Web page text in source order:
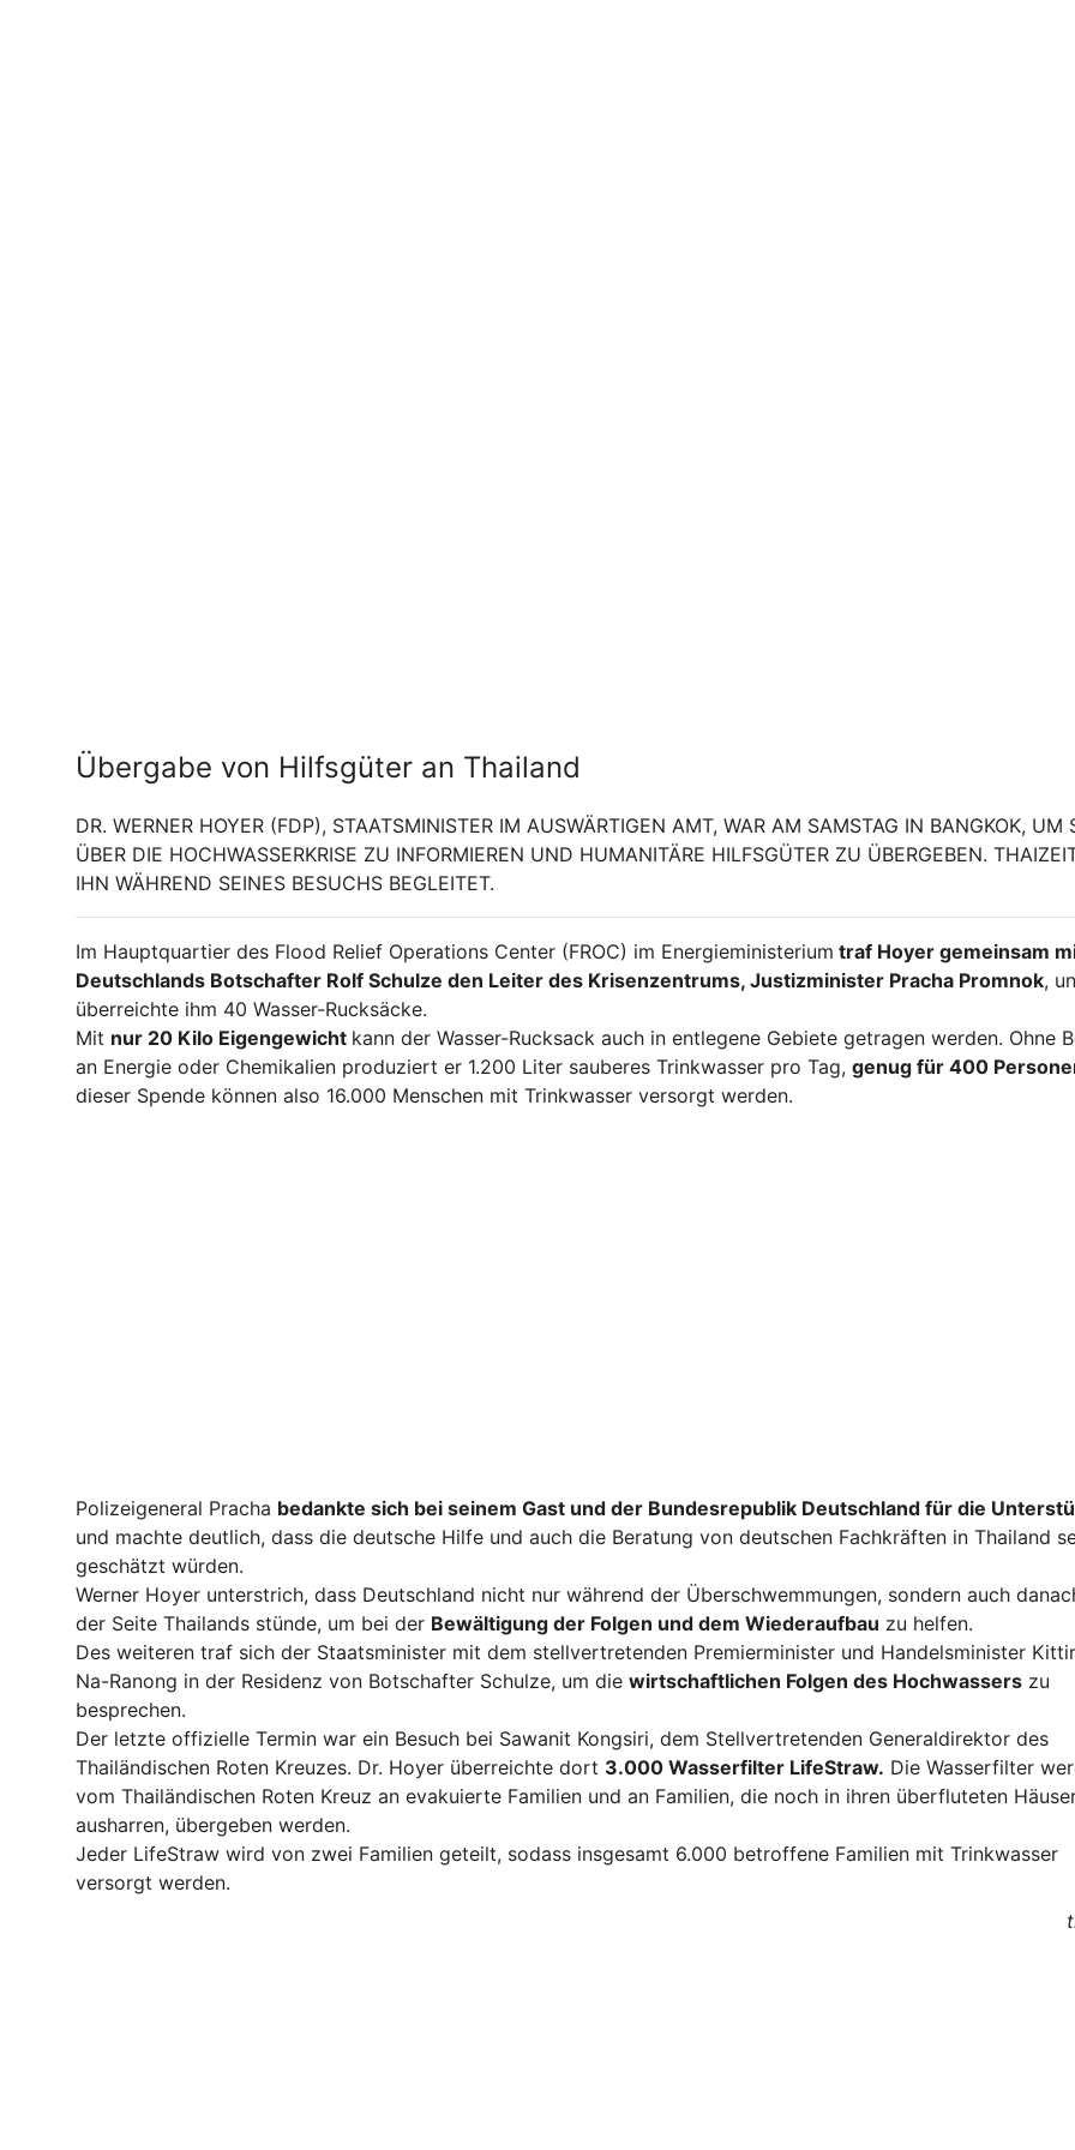
Übergabe von Hilfsgüter an Thailand
DR. WERNER HOYER (FDP), STAATSMINISTER IM AUSWÄRTIGEN AMT, WAR AM SAMSTAG IN BANGKOK, UM
ÜBER DIE HOCHWASSERKRISE ZU INFORMIEREN UND HUMANITÄRE HILFSGÜTER ZU ÜBERGEBEN.
IHN WÄHREND SEINES BESUCHS BEGLEITET.
Im Hauptquartier des Flood Relief Operations Center (FROC) im Energieministerium traf Hoyer gemeinsam
Deutschlands Botschafter Rolf Schulze den Leiter des Krisenzentrums, Justizminister Pracha Promnok,
überreichte ihm 40 Wasser-Rucksäcke.
Mit nur 20 Kilo Eigengewicht kann der Wasser-Rucksack auch in entlegene Gebiete getragen werden. Ohne
an Energie oder Chemikalien produziert er 1.200 Liter sauberes Trinkwasser pro Tag, genug für 400
dieser Spende können also 16.000 Menschen mit Trinkwasser versorgt werden.
Polizeigeneral Pracha bedankte sich bei seinem Gast und der Bundesrepublik Deutschland für die
und machte deutlich, dass die deutsche Hilfe und auch die Beratung von deutschen Fachkräften in Thailand
geschätzt würden.
Werner Hoyer unterstrich, dass Deutschland nicht nur während der Überschwemmungen, sondern auch
der Seite Thailands stünde, um bei der Bewältigung der Folgen und dem Wiederaufbau zu helfen.
Des weiteren traf sich der Staatsminister mit dem stellvertretenden Premierminister und Handelsminister
Na-Ranong in der Residenz von Botschafter Schulze, um die wirtschaftlichen Folgen des Hochwassers zu
besprechen.
Der letzte offizielle Termin war ein Besuch bei Sawanit Kongsiri, dem Stellvertretenden Generaldirektor des
Thailändischen Roten Kreuzes. Dr. Hoyer überreichte dort 3.000 Wasserfilter LifeStraw. Die Wasserfilter
vom Thailändischen Roten Kreuz an evakuierte Familien und an Familien, die noch in ihren überfluteten
ausharren, übergeben werden.
Jeder LifeStraw wird von zwei Familien geteilt, sodass insgesamt 6.000 betroffene Familien mit Trinkwasser
versorgt werden.